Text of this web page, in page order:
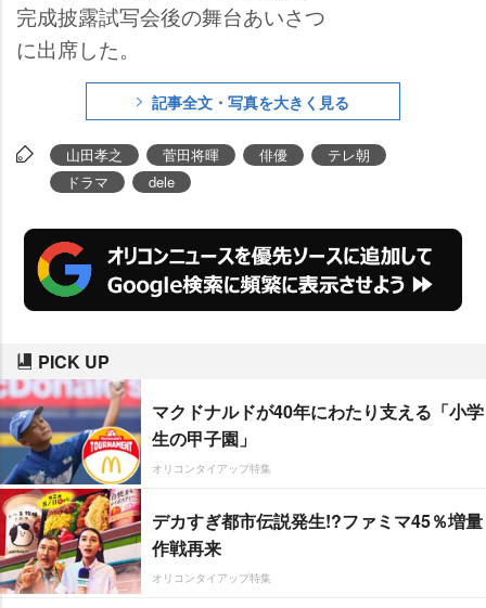
完成披露試写会後の舞台あいさつ
に出席した。
記事全文・写真を大きく見る
山田孝之 菅田将暉 俳優
テレ朝
ドラマ
dele
PICK UP
マクドナルドが40年にわたり支える「小学
生の甲子園」
オリコンタイアップ特集
デカすぎ都市伝説発生!?ファミマ45％増量
作戦再来
オリコンタイアップ特集